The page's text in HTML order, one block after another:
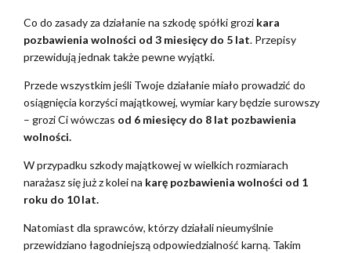
Co do zasady za działanie na szkodę spółki grozi kara
pozbawienia wolności od 3 miesięcy do 5 lat. Przepisy
przewidują jednak także pewne wyjątki.
Przede wszystkim jeśli Twoje działanie miało prowadzić do
osiągnięcia korzyści majątkowej, wymiar kary będzie surowszy
– grozi Ci wówczas od 6 miesięcy do 8 lat pozbawienia
wolności.
W przypadku szkody majątkowej w wielkich rozmiarach
narażasz się już z kolei na karę pozbawienia wolności od 1
roku do 10 lat.
Natomiast dla sprawców, którzy działali nieumyślnie
przewidziano łagodniejszą odpowiedzialność karną. Takim